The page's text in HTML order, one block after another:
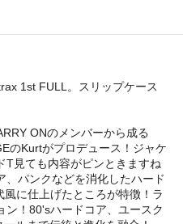
1st FULL。スリップケース
ONのメンバーから成る
のKurtがプロデュース！ジャケ
T見ても内容がピンときますね
、パンクなどを消化したハード
に仕上げたところが特徴！ラ
ン！80'sハードコア、ユースク